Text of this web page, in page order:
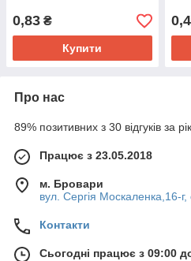
0,83 ₴
Купити
Про нас
89% позитивних з 30 відгуків за рік
Працює з 23.05.2018
м. Бровари
вул. Сергія Москаленка,16-
Контакти
Сьогодні працює з 09:00